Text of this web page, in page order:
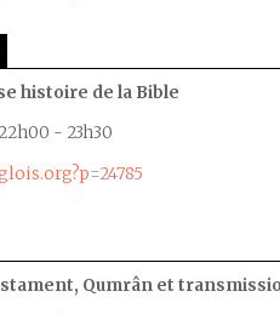
histoire de la Bible
22h00 - 23h30
Qumrân et